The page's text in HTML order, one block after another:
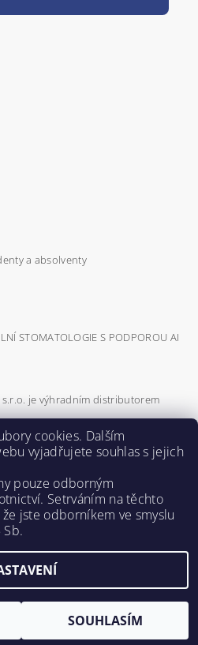
a absolventy
STOMATOLOGIE S PODPOROU AI
s.r.o. je výhradním distributorem
Mucosal Screening: Role dentální
minimum pro praxi aneb
pracovat se softwarem Romexis®.
HYGIENISTKY
vyhrazenaUpravit nastavení cookies
cookies. Dalším
vyjadřujete souhlas s jejich
pouze odborným
Setrváním na těchto
e jste odborníkem ve smyslu
Sb.
SOUHLASÍM